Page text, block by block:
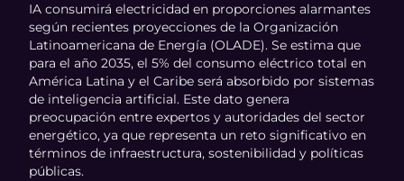
IA consumirá electricidad en proporciones alarmantes
según recientes proyecciones de la Organización
Latinoamericana de Energía (OLADE). Se estima que
para el año 2035, el 5% del consumo eléctrico total en
América Latina y el Caribe será absorbido por sistemas
de inteligencia artificial. Este dato genera
preocupación entre expertos y autoridades del sector
energético, ya que representa un reto significativo en
términos de infraestructura, sostenibilidad y políticas
públicas.